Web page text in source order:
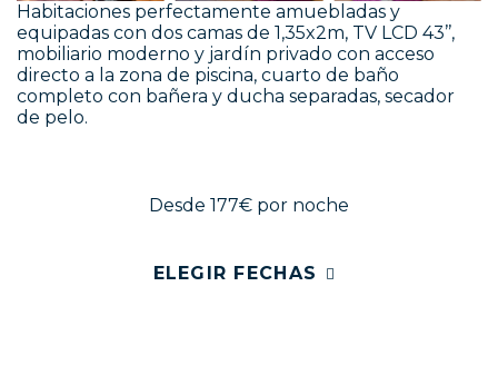
Habitaciones perfectamente amuebladas y
equipadas con dos camas de 1,35x2m, TV LCD 43’’,
mobiliario moderno y jardín privado con acceso
directo a la zona de piscina, cuarto de baño
completo con bañera y ducha separadas, secador
de pelo.
Desde 177€ por noche
ELEGIR FECHAS